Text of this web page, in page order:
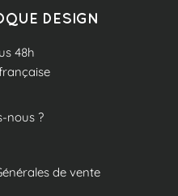
DESIGN
48h
nous ?
de vente